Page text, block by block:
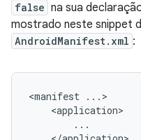
false na sua
mostrado neste snippet
AndroidManifest.xml :
<manifest